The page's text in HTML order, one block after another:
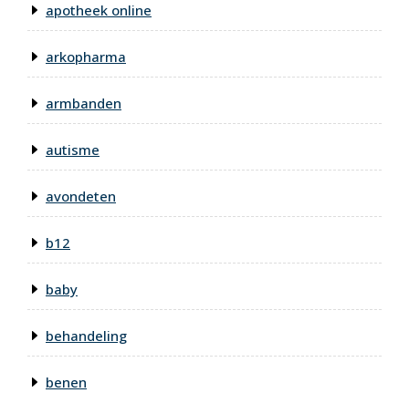
apotheek online
arkopharma
armbanden
autisme
avondeten
b12
baby
behandeling
benen